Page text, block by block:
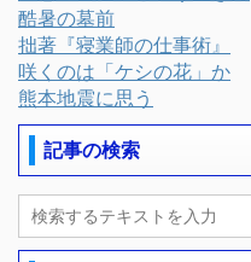
酷暑の墓前
拙著『寝業師の仕事術』
咲くのは「ケシの花」か
熊本地震に思う
記事の検索